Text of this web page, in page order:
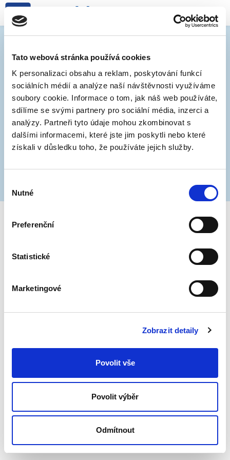
Tato webová stránka používá cookies
K personalizaci obsahu a reklam, poskytování funkcí
sociálních médií a analýze naší návštěvnosti využíváme
soubory cookie. Informace o tom, jak náš web používáte,
sdílíme se svými partnery pro sociální média, inzerci a
analýzy. Partneři tyto údaje mohou zkombinovat s
dalšími informacemi, které jste jim poskytli nebo které
získali v důsledku toho, že používáte jejich služby.
souhlasu
Nutné
Preferenční
Statistické
Marketingové
Zobrazit detaily
Povolit vše
Povolit výběr
Odmítnout
Parkování zdarma
prodlouženo do 30.4.
13. 4. 2020
Na základě usnesení vlády byla prodloužena
platnost opatření až do 30.4., proto bude i nadále
parkování v modrých zónách zdarma. Na placených